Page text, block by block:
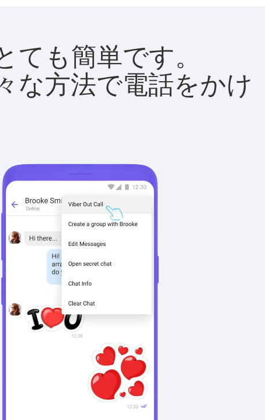
も簡単です。
な方法で電話をかけ